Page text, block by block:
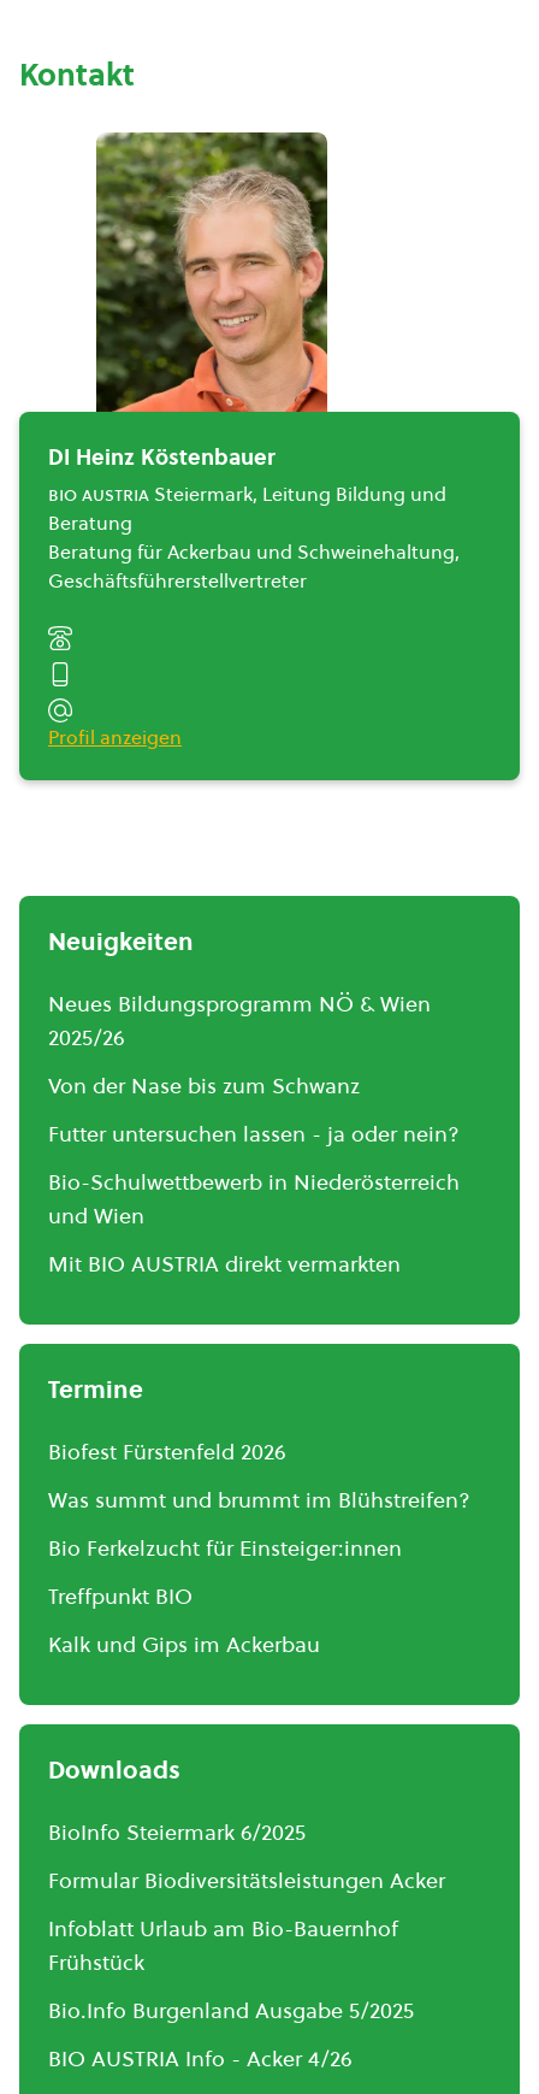
Kontakt
DI Heinz Köstenbauer
bio austria Steiermark, Leitung Bildung und
Beratung
Beratung für Ackerbau und Schweinehaltung,
Geschäftsführerstellvertreter
Profil anzeigen
Neuigkeiten
Neues Bildungsprogramm NÖ & Wien
2025/26
Von der Nase bis zum Schwanz
Futter untersuchen lassen - ja oder nein?
Bio-Schulwettbewerb in Niederösterreich
und Wien
Mit BIO AUSTRIA direkt vermarkten
Termine
Biofest Fürstenfeld 2026
Was summt und brummt im Blühstreifen?
Bio Ferkelzucht für Einsteiger:innen
Treffpunkt BIO
Kalk und Gips im Ackerbau
Downloads
BioInfo Steiermark 6/2025
Formular Biodiversitätsleistungen Acker
Infoblatt Urlaub am Bio-Bauernhof
Frühstück
Bio.Info Burgenland Ausgabe 5/2025
BIO AUSTRIA Info - Acker 4/26